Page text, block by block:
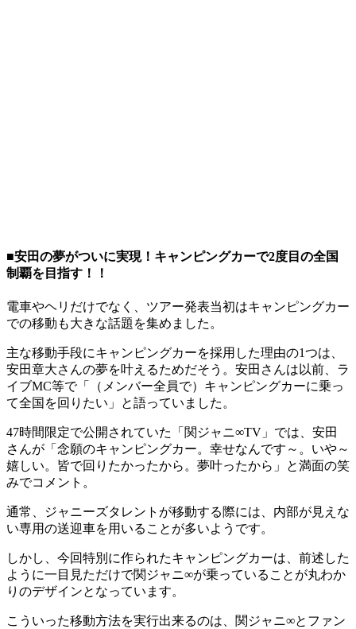
■安田の夢がついに実現！キャンピングカーで2度目の全国
制覇を目指す！！
電車やヘリだけでなく、ツアー発表当初はキャンピングカー
での移動も大きな話題を集めました。
主な移動手段にキャンピングカーを採用した理由の1つは、
安田章大さんの夢を叶えるためだそう。安田さんは以前、ラ
イブMC等で「（メンバー全員で）キャンピングカーに乗っ
て全国を回りたい」と語っていました。
47時間限定で公開されていた「関ジャニ∞TV」では、安田
さんが「念願のキャンピングカー。幸せなんです～。いや～
嬉しい。皆で回りたかったから。夢叶ったから」と満面の笑
みでコメント。
通常、ジャニーズタレントが移動する際には、内部が見えな
い専用の送迎車を用いることが多いようです。
しかし、今回特別に作られたキャンピングカーは、前述した
ように一目見ただけで関ジャニ∞が乗っていることが丸わか
りのデザインとなっています。
こういった移動方法を実行出来るのは、関ジャニ∞とファン